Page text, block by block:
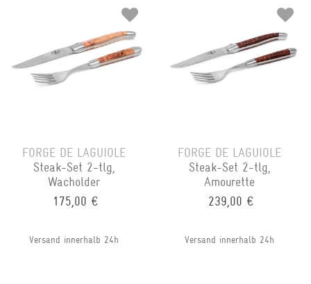
FORGE DE LAGUIOLE
Steak-Set 2-tlg,
Wacholder
175,00 €
Versand innerhalb 24h
FORGE DE LAGUIOLE
Steak-Set 2-tlg,
Amourette
239,00 €
Versand innerhalb 24h